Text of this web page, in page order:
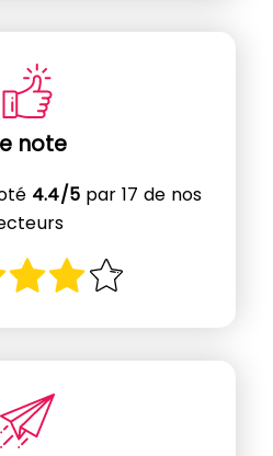
note
4.4/5par 17 de nos